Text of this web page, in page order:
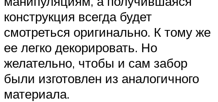
конструкция всегда будет
смотреться оригинально. К тому же
ее легко декорировать. Но
желательно, чтобы и сам забор
были изготовлен из аналогичного
материала.